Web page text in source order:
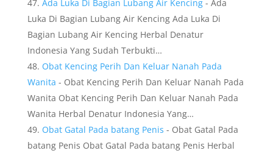
Ada Luka Di Bagian Lubang Air Kencing- Ada
Luka Di Bagian Lubang Air Kencing Ada Luka Di
Bagian Lubang Air Kencing Herbal Denatur
Indonesia Yang Sudah Terbukti…
Obat Kencing Perih Dan Keluar Nanah Pada
Wanita - Obat Kencing Perih Dan Keluar Nanah Pada
Wanita Obat Kencing Perih Dan Keluar Nanah Pada
Wanita Herbal Denatur Indonesia Yang…
Obat Gatal Pada batang Penis - Obat Gatal Pada
batang Penis Obat Gatal Pada batang Penis Herbal